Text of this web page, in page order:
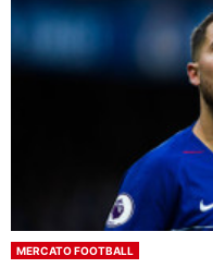
MERCATO FOOTBALL